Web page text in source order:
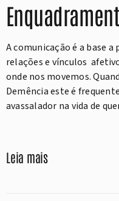
A comunicação é a base
relações e vínculos
onde nos movemos.
Demência este é
avassalador na vida de
Leia mais